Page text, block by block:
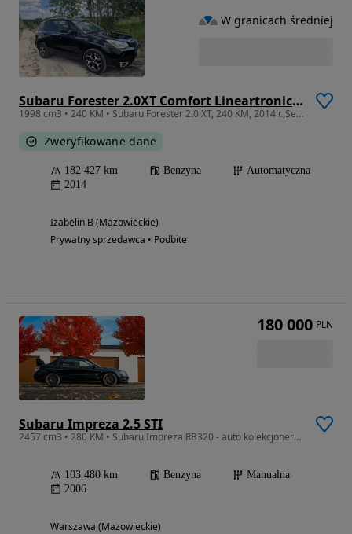
Subaru Forester 2.0XT Comfort Lineartronic EU6
1998 cm3 • 240 KM • Subaru Forester 2.0 XT, 240 KM, 2014 r.,Serwis ASO
Zweryfikowane dane
182 427 km Benzyna
Automatyczna
2014
Izabelin B (Mazowieckie)
Prywatny sprzedawca • Podbite
W granicach średniej
Subaru Impreza 2.5 STI
2457 cm3 • 280 KM • Subaru Impreza RB320 - auto kolekcjonerskie
103 480 km Benzyna
Manualna
2006
Warszawa (Mazowieckie)
180 000 PLN